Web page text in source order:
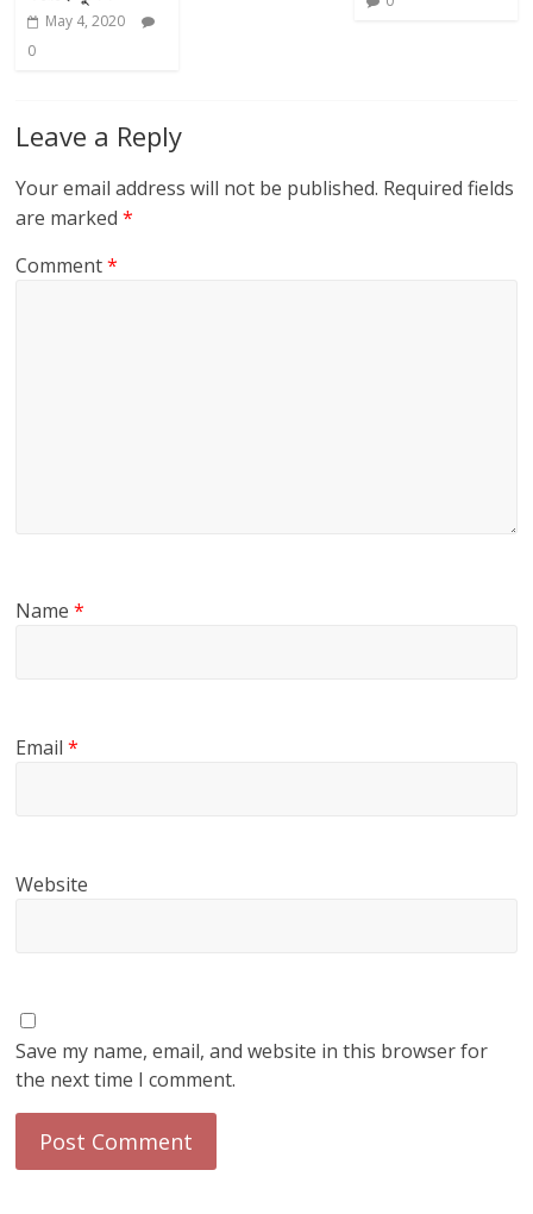
May 4, 2020
0
Leave a Reply
Your email address will not be published. Required fields
are marked*
Comment*
Name*
Email*
Website
Save my name, email, and website in this browser for
the next time I comment.